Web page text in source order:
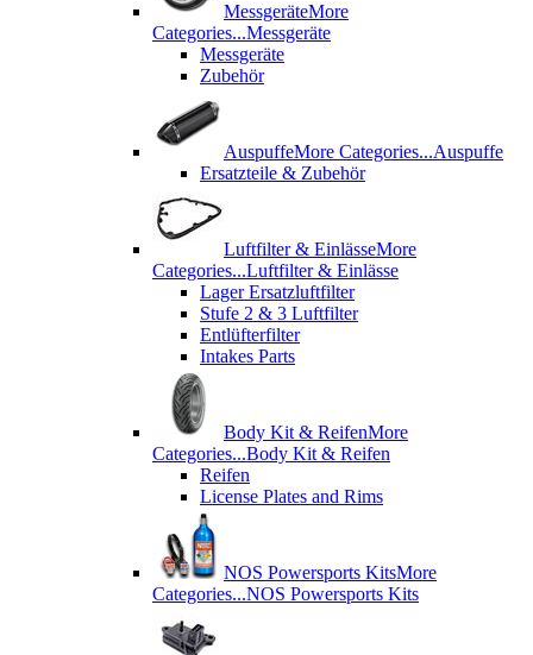
MessgeräteMore
Categories...Messgeräte
Messgeräte
Zubehör
AuspuffeMore Categories...Auspuffe
Ersatzteile & Zubehör
Luftfilter & EinlässeMore
Categories...Luftfilter & Einlässe
Lager Ersatzluftfilter
Stufe 2 & 3 Luftfilter
Entlüfterfilter
Intakes Parts
Body Kit & ReifenMore
Categories...Body Kit & Reifen
Reifen
License Plates and Rims
NOS Powersports KitsMore
Categories...NOS Powersports Kits